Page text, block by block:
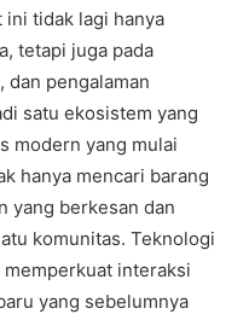
ini tidak lagi hanya
tetapi juga pada
dan pengalaman
satu ekosistem yang
modern yang mulai
hanya mencari barang
yang berkesan dan
komunitas. Teknologi
interaksi
yang sebelumnya